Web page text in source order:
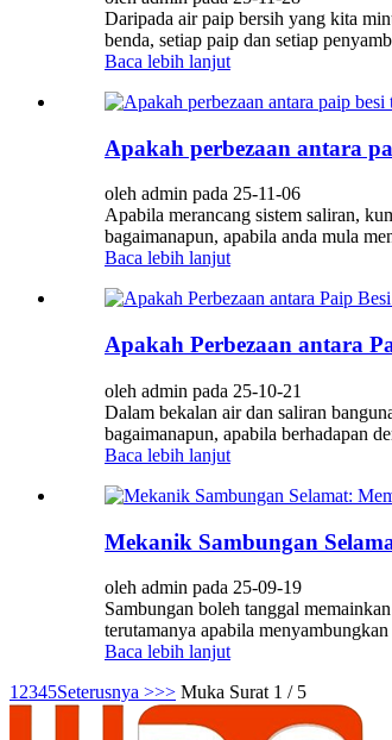
Daripada air paip bersih yang kita
benda, setiap paip dan setiap
Baca lebih lanjut
Apakah perbezaan antara
oleh admin pada 25-11-06
Apabila merancang sistem saliran,
bagaimanapun, apabila anda mula
Baca lebih lanjut
Apakah Perbezaan antara
oleh admin pada 25-10-21
Dalam bekalan air dan saliran
bagaimanapun, apabila berhadapan
Baca lebih lanjut
Mekanik Sambungan
oleh admin pada 25-09-19
Sambungan boleh tanggal
terutamanya apabila
Baca lebih lanjut
1 2345Seterusnya >>> Muka Surat 1 / 5